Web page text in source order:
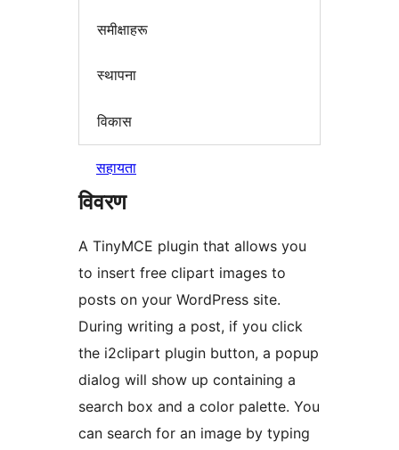
समीक्षाहरू
स्थापना
विकास
सहायता
विवरण
A TinyMCE plugin that allows you
to insert free clipart images to
posts on your WordPress site.
During writing a post, if you click
the i2clipart plugin button, a popup
dialog will show up containing a
search box and a color palette. You
can search for an image by typing